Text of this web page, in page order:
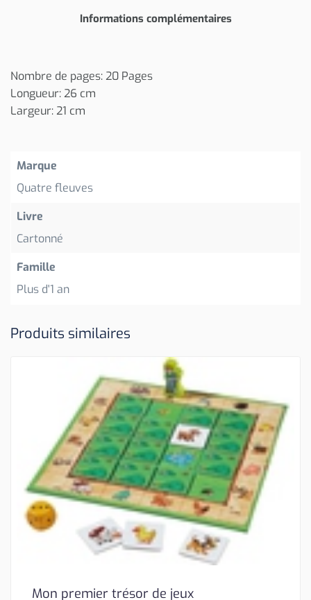
Informations complémentaires
Nombre de pages: 20 Pages
Longueur: 26 cm
Largeur: 21 cm
Marque
Quatre fleuves
Livre
Cartonné
Famille
Plus d'1 an
Produits similaires
Mon premier trésor de jeux